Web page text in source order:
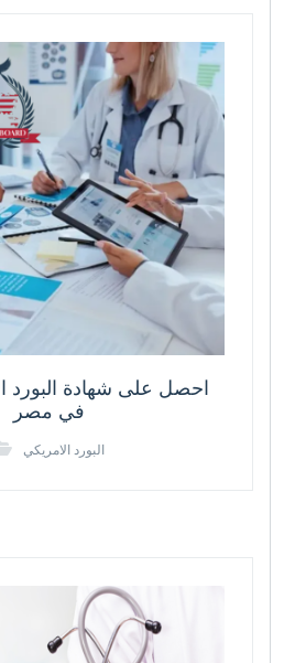
احصل على شهادة البورد
في مصر
البورد الامريكي